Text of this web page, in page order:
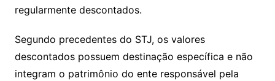
regularmente descontados.
Segundo precedentes do STJ, os valores
descontados possuem destinação específica e não
integram o patrimônio do ente responsável pela